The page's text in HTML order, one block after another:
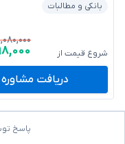
بانکی و مطالبات
شروع قیمت از
دریافت مشاوره
پاسخ